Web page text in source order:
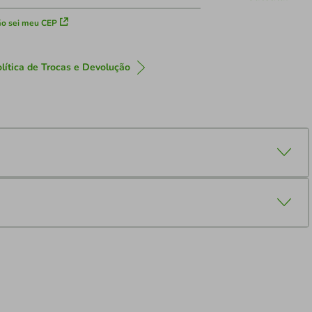
sei meu CEP
de Trocas e Devolução